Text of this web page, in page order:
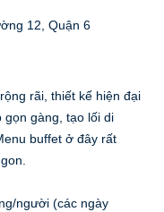
12, Quận 6
rãi, thiết kế hiện đại
gọn gàng, tạo lối di
buffet ở đây rất
người (các ngày